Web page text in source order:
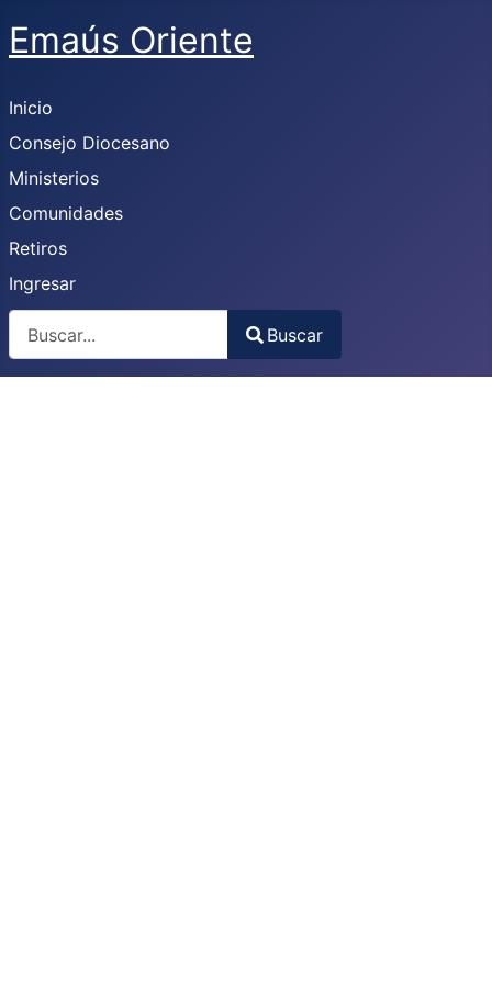
Emaús Oriente
Inicio
Consejo Diocesano
Ministerios
Comunidades
Retiros
Ingresar
Type 2 or more characters for results.
Buscar